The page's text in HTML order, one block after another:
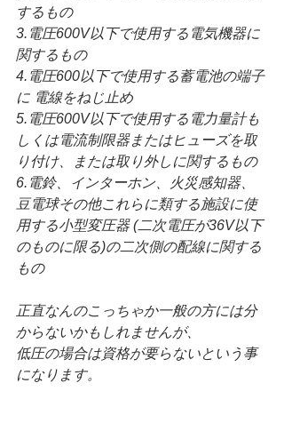
するもの
3.電圧600V以下で使用する電気機器に
関するもの
4.電圧600以下で使用する蓄電池の端子
に 電線をねじ止め
5.電圧600V以下で使用する電力量計も
しくは電流制限器またはヒューズを取
り付け、または取り外しに関するもの
6.電鈴、インターホン、火災感知器、
豆電球その他これらに類する施設に使
用する小型変圧器 (二次電圧が36V以下
のものに限る)の二次側の配線に関する
もの
正直なんのこっちゃか一般の方には分
からないかもしれませんが、
低圧の場合は資格が要らないという事
になります。